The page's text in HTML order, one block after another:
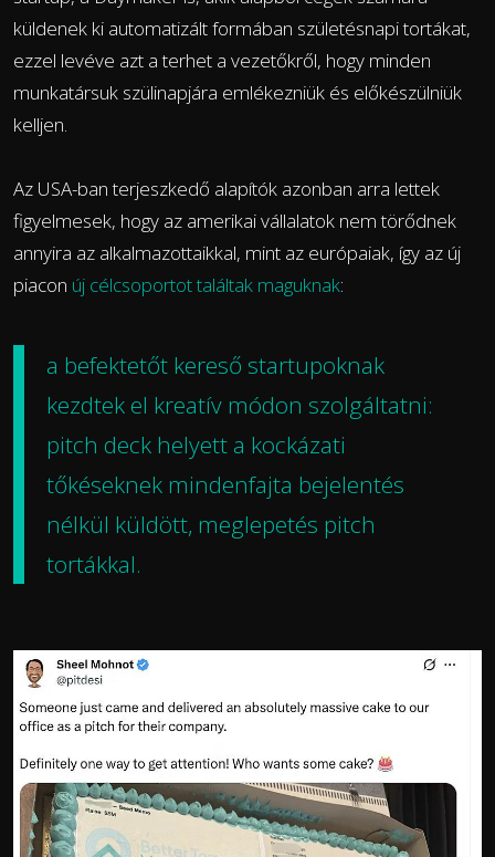
küldenek ki automatizált formában születésnapi tortákat,
ezzel levéve azt a terhet a vezetőkről, hogy minden
munkatársuk szülinapjára emlékezniük és előkészülniük
kelljen.
Az USA-ban terjeszkedő alapítók azonban arra lettek
figyelmesek, hogy az amerikai vállalatok nem törődnek
annyira az alkalmazottaikkal, mint az európaiak, így az új
piacon új célcsoportot találtak maguknak:
a befektetőt kereső startupoknak
kezdtek el kreatív módon szolgáltatni:
pitch deck helyett a kockázati
tőkéseknek mindenfajta bejelentés
nélkül küldött, meglepetés pitch
tortákkal.